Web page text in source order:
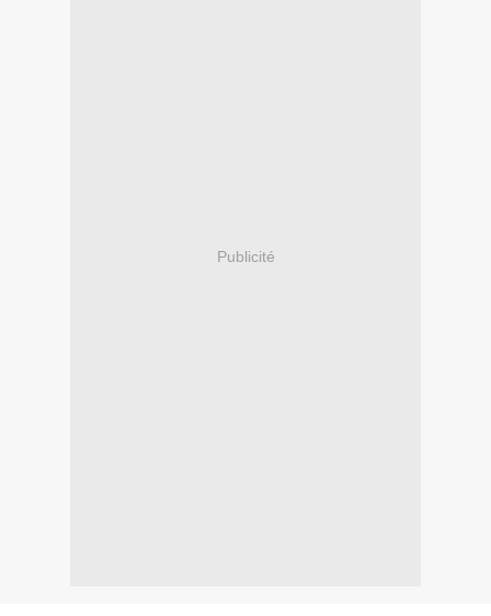
Publicité